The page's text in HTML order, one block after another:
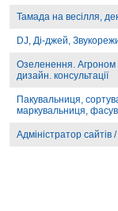
Тамада на весілля,
DJ, Ді-джей,
Озеленення.
дизайн. консультації
Пакувальниця,
маркувальниця,
Адміністратор